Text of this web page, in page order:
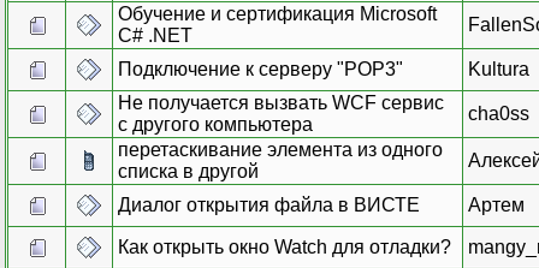
Обучение и сертификация Microsoft
C# .NET
Подключение к серверу "POP3"
Kultura
Не получается вызвать WCF сервис
с другого компьютера
cha0ss
перетаскивание элемента из одного
списка в другой
Диалог открытия файла в ВИСТЕ Артем
Как открыть окно Watch для отладки?